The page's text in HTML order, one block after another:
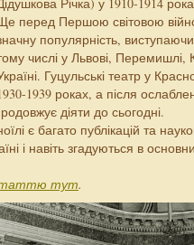
перед Першою світовою
популярність,
числі у Львові, Перемишлі,
Гуцульські театр у
1939 роках, а після
діяти до сьогодні.
є багато публікацій та
і навіть згадуються в
тут.